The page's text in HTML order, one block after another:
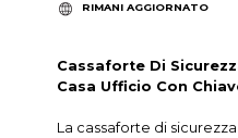
RIMANI AGGIORNATO
Cassaforte Di
Casa Ufficio Con
La cassaforte di